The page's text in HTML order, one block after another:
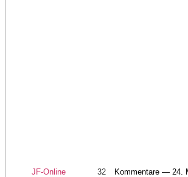
JF-Online 32 Kommentare — 24.